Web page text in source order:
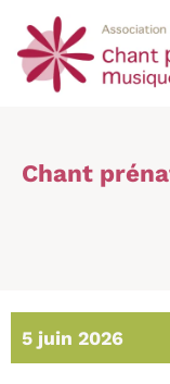
Chant
5 juin 2026